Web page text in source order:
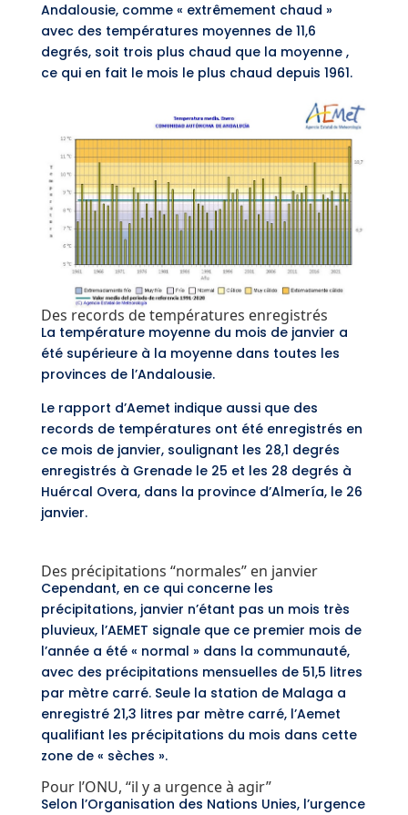
Andalousie, comme « extrêmement chaud »
avec des températures moyennes de 11,6
degrés, soit trois plus chaud que la moyenne ,
ce qui en fait le mois le plus chaud depuis 1961.
Des records de températures enregistrés
La température moyenne du mois de janvier a
été supérieure à la moyenne dans toutes les
provinces de l’Andalousie.
Le rapport d’Aemet indique aussi que des
records de températures ont été enregistrés en
ce mois de janvier, soulignant les 28,1 degrés
enregistrés à Grenade le 25 et les 28 degrés à
Huércal Overa, dans la province d’Almería, le 26
janvier.
Des précipitations “normales” en janvier
Cependant, en ce qui concerne les
précipitations, janvier n’étant pas un mois très
pluvieux, l’AEMET signale que ce premier mois de
l’année a été « normal » dans la communauté,
avec des précipitations mensuelles de 51,5 litres
par mètre carré. Seule la station de Malaga a
enregistré 21,3 litres par mètre carré, l’Aemet
qualifiant les précipitations du mois dans cette
zone de « sèches ».
Pour l’ONU, “il y a urgence à agir”
Selon l’Organisation des Nations Unies, l’urgence